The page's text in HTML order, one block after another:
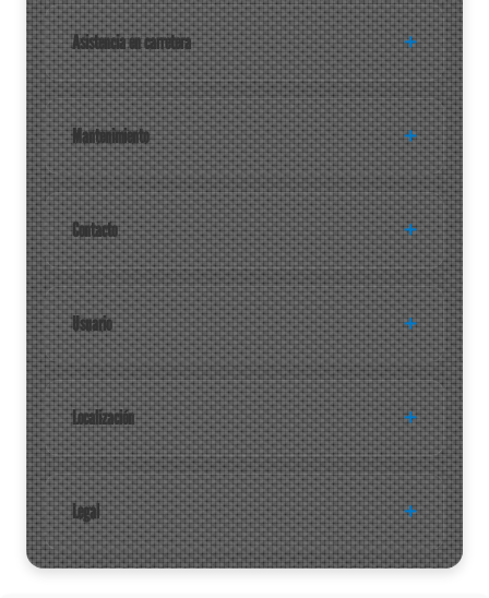
Asistencia en carretera
Mantenimiento
Contacto
Usuario
Localización
Legal